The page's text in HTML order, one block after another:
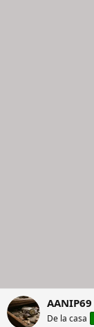
AANIP69
De la casa